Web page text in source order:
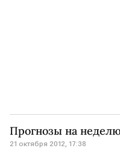
Прогнозы на
21 октября 2012, 17:38